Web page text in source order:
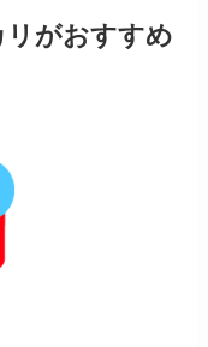
がおすすめ